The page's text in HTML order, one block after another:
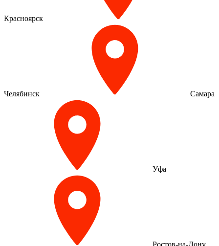
Красноярск
Челябинск Самара
Уфа
Ростов-на-Дону